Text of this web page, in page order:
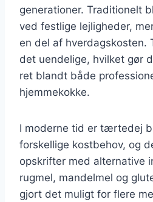
generationer. Traditionelt
ved festlige lejligheder,
en del af hverdagskosten.
det uendelige, hvilket gør
ret blandt både
hjemmekokke.
I moderne tid er tærtedej
forskellige kostbehov, og
opskrifter med alternative
rugmel, mandelmel og
gjort det muligt for flere